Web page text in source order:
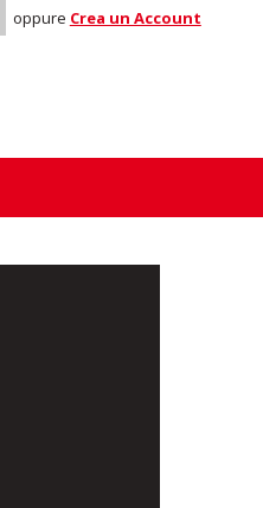
oppure Crea un Account